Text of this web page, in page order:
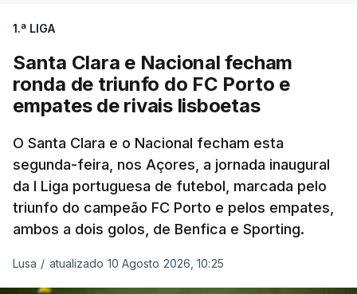
para tentar encurtar a diferença para o colega de
equipa, embora seja improvável anular 01.26
minutos numa distância tão curta.
O brasileiro Felipe Marques (Localiza Meoo-Swift
Pro Cycling) é o 113.º classificado da Volta e o
primeiro a realizar o contrarrelógio, saindo para a
estrada às 15:05.
Os corredores partem separados por um minuto,
1.ª LIGA
Santa Clara e Nacional fecham
ronda de triunfo do FC Porto e
empates de rivais lisboetas
O Santa Clara e o Nacional fecham esta
segunda-feira, nos Açores, a jornada inaugural
da I Liga portuguesa de futebol, marcada pelo
triunfo do campeão FC Porto e pelos empates,
ambos a dois golos, de Benfica e Sporting.
Lusa / atualizado 10 Agosto 2026, 10:25